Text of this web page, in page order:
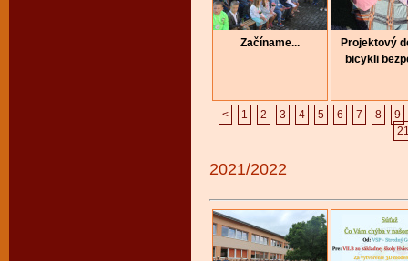
Začíname...
Projektový
bicykli
< 1 2 3 4 5 6 7 8
9
2021/2022